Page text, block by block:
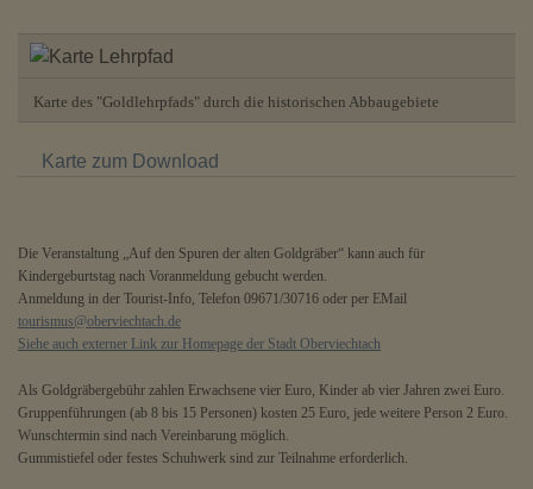
Karte des "Goldlehrpfads" durch die historischen Abbaugebiete
Karte zum Download
Die Veranstaltung „Auf den Spuren der alten Goldgräber“ kann auch für
Kindergeburtstag nach Voranmeldung gebucht werden.
Anmeldung in der Tourist-Info, Telefon 09671/30716 oder per EMail
tourismus@oberviechtach.de
Siehe auch externer Link zur Homepage der Stadt Oberviechtach
Als Goldgräbergebühr zahlen Erwachsene vier Euro, Kinder ab vier Jahren zwei Euro.
Gruppenführungen (ab 8 bis 15 Personen) kosten 25 Euro, jede weitere Person 2 Euro.
Wunschtermin sind nach Vereinbarung möglich.
Gummistiefel oder festes Schuhwerk sind zur Teilnahme erforderlich.